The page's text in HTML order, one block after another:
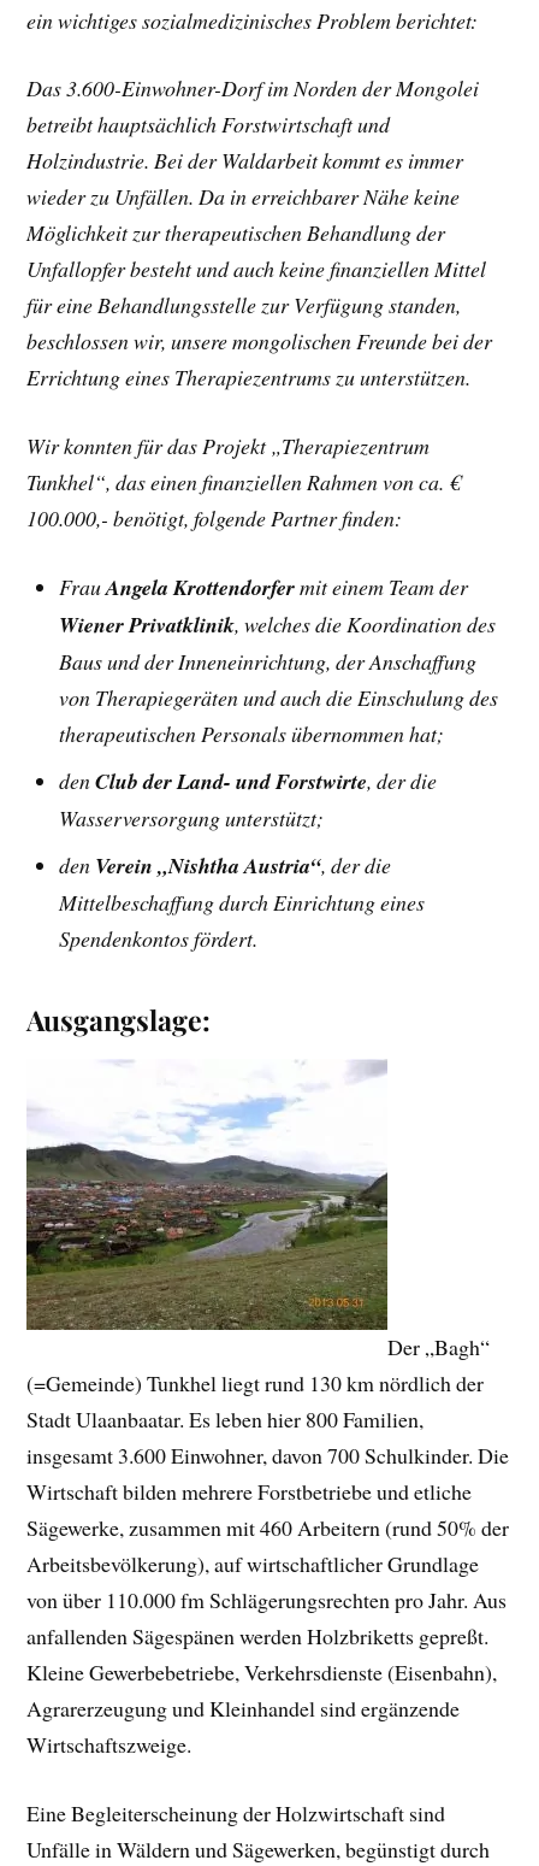
ein wichtiges sozialmedizinisches Problem berichtet:
Das 3.600-Einwohner-Dorf im Norden der Mongolei
betreibt hauptsächlich Forstwirtschaft und
Holzindustrie. Bei der Waldarbeit kommt es immer
wieder zu Unfällen. Da in erreichbarer Nähe keine
Möglichkeit zur therapeutischen Behandlung der
Unfallopfer besteht und auch keine finanziellen Mittel
für eine Behandlungsstelle zur Verfügung standen,
beschlossen wir, unsere mongolischen Freunde bei der
Errichtung eines Therapiezentrums zu unterstützen.
Wir konnten für das Projekt „Therapiezentrum
Tunkhel“, das einen finanziellen Rahmen von ca. €
100.000,- benötigt, folgende Partner finden:
FrauAngela Krottendorfermit einem Team der
Wiener Privatklinik, welches die Koordination des
Baus und der Inneneinrichtung, der Anschaffung
von Therapiegeräten und auch die Einschulung des
therapeutischen Personals übernommen hat;
denClub der Land- und Forstwirte, der die
Wasserversorgung unterstützt;
den Verein „Nishtha Austria“, der die
Mittelbeschaffung durch Einrichtung eines
Spendenkontos fördert.
Ausgangslage:
Der „Bagh“
(=Gemeinde) Tunkhel liegt rund 130 km nördlich der
Stadt Ulaanbaatar. Es leben hier 800 Familien,
insgesamt 3.600 Einwohner, davon 700 Schulkinder. Die
Wirtschaft bilden mehrere Forstbetriebe und etliche
Sägewerke, zusammen mit 460 Arbeitern (rund 50% der
Arbeitsbevölkerung), auf wirtschaftlicher Grundlage
von über 110.000 fm Schlägerungsrechten pro Jahr. Aus
anfallenden Sägespänen werden Holzbriketts gepreßt.
Kleine Gewerbebetriebe, Verkehrsdienste (Eisenbahn),
Agrarerzeugung und Kleinhandel sind ergänzende
Wirtschaftszweige.
Eine Begleiterscheinung der Holzwirtschaft sind
Unfälle in Wäldern und Sägewerken, begünstigt durch